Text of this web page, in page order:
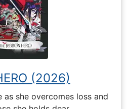
(2026)
she overcomes loss and